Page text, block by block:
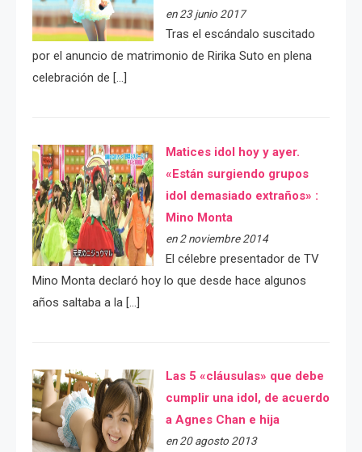
en 23 junio 2017
Tras el escándalo suscitado
por el anuncio de matrimonio de Ririka Suto en plena
celebración de […]
Matices idol hoy y ayer.
«Están surgiendo grupos
idol demasiado extraños» :
Mino Monta
en 2 noviembre 2014
El célebre presentador de TV
Mino Monta declaró hoy lo que desde hace algunos
años saltaba a la […]
Las 5 «cláusulas» que debe
cumplir una idol, de acuerdo
a Agnes Chan e hija
en 20 agosto 2013